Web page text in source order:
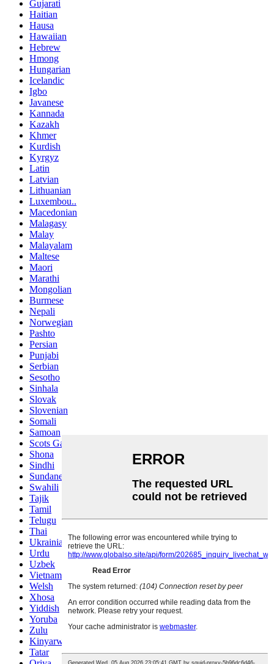
Gujarati
Haitian
Hausa
Hawaiian
Hebrew
Hmong
Hungarian
Icelandic
Igbo
Javanese
Kannada
Kazakh
Khmer
Kurdish
Kyrgyz
Latin
Latvian
Lithuanian
Luxembou..
Macedonian
Malagasy
Malay
Malayalam
Maltese
Maori
Marathi
Mongolian
Burmese
Nepali
Norwegian
Pashto
Persian
Punjabi
Serbian
Sesotho
Sinhala
Slovak
Slovenian
Somali
Samoan
Scots Gaelic
Shona
Sindhi
Sundanese
Swahili
Tajik
Tamil
Telugu
Thai
Ukrainian
Urdu
Uzbek
Vietnamese
Welsh
Xhosa
Yiddish
Yoruba
Zulu
Kinyarwanda
Tatar